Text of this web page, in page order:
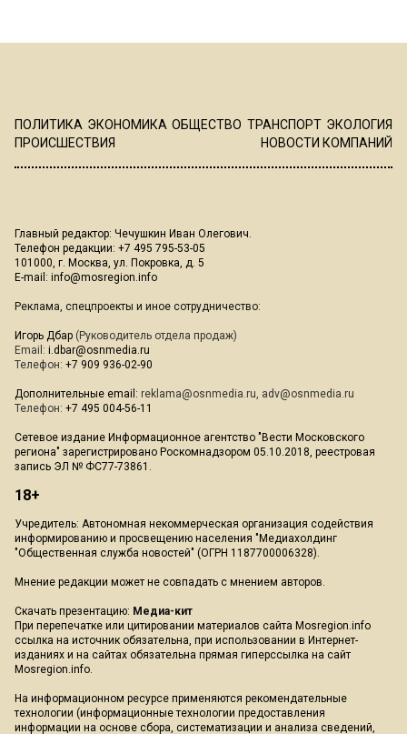
ПОЛИТИКА ЭКОНОМИКА ОБЩЕСТВО ТРАНСПОРТ ЭКОЛОГИЯ
ПРОИСШЕСТВИЯ
НОВОСТИ КОМПАНИЙ
Главный редактор: Чечушкин Иван Олегович.
Телефон редакции: +7 495 795-53-05
101000, г. Москва, ул. Покровка, д. 5
E-mail: info@mosregion.info
Реклама, спецпроекты и иное сотрудничество:
Игорь Дбар (Руководитель отдела продаж)
Email: i.dbar@osnmedia.ru
Телефон: +7 909 936-02-90
Дополнительные email: reklama@osnmedia.ru, adv@osnmedia.ru
Телефон: +7 495 004-56-11
Сетевое издание Информационное агентство "Вести Московского
региона" зарегистрировано Роскомнадзором 05.10.2018, реестровая
запись ЭЛ № ФС77-73861.
18+
Учредитель: Автономная некоммерческая организация содействия
информированию и просвещению населения "Медиахолдинг
"Общественная служба новостей" (ОГРН 1187700006328).
Мнение редакции может не совпадать с мнением авторов.
Скачать презентацию: Медиа-кит
При перепечатке или цитировании материалов сайта Mosregion.info
ссылка на источник обязательна, при использовании в Интернет-
изданиях и на сайтах обязательна прямая гиперссылка на сайт
Mosregion.info.
На информационном ресурсе применяются рекомендательные
технологии (информационные технологии предоставления
информации на основе сбора, систематизации и анализа сведений,